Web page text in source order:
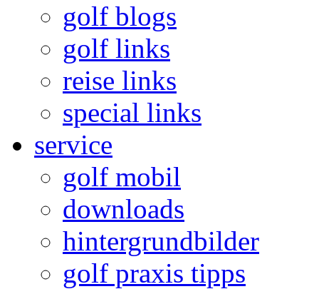
golf blogs
golf links
reise links
special links
service
golf mobil
downloads
hintergrundbilder
golf praxis tipps